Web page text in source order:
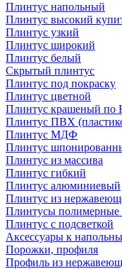
Плинтус напольный
Плинтус высокий
Плинтус узкий
Плинтус широкий
Плинтус белый
Скрытый плинтус
Плинтус под покраску
Плинтус цветной
Плинтус крашеный по
Плинтус ПВХ
Плинтус МДФ
Плинтус
Плинтус из массива
Плинтус гибкий
Плинтус алюминиевый
Плинтус из
Плинтусы полимерные
Плинтус с подсветкой
Аксессуары к
Порожки, профиля
Профиль из